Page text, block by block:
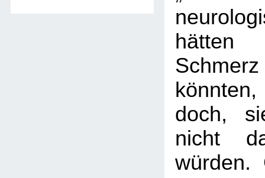
hätten
doch,
nicht
würden.